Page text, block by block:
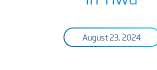
August 23, 2024